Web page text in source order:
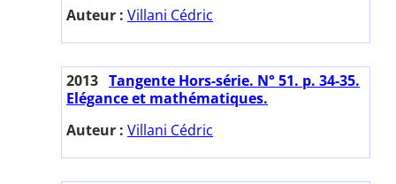
Auteur : Villani Cédric
2013 Tangente Hors-série. N° 51. p. 34-35.
Elégance et mathématiques.
Auteur : Villani Cédric